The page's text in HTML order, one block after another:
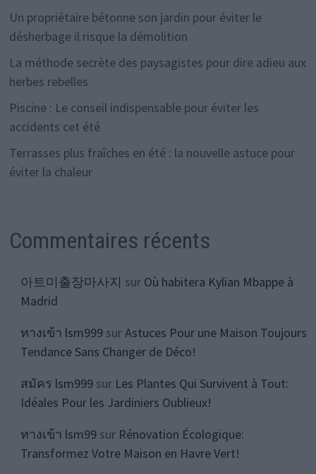
Un propriétaire bétonne son jardin pour éviter le
désherbage il risque la démolition
La méthode secrète des paysagistes pour dire adieu aux
herbes rebelles
Piscine : Le conseil indispensable pour éviter les
accidents cet été
Terrasses plus fraîches en été : la nouvelle astuce pour
éviter la chaleur
Commentaires récents
아트미출장마사지 sur Où habitera Kylian Mbappe à
Madrid
ทางเข้า lsm999surAstuces Pour une Maison Toujours
Tendance Sans Changer de Déco!
สมัคร lsm999sur Les Plantes Qui Survivent à Tout:
Idéales Pour les Jardiniers Oublieux!
ทางเข้า lsm99sur Rénovation Écologique:
Transformez Votre Maison en Havre Vert!